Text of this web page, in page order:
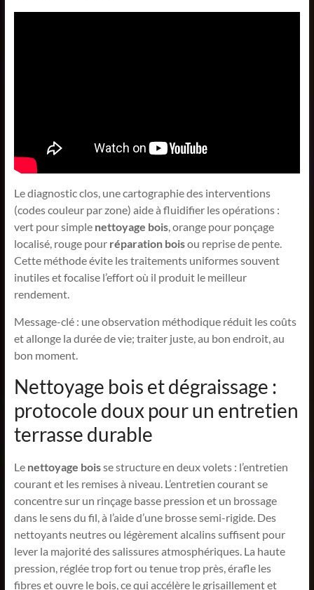
Le diagnostic clos, une cartographie des interventions
(codes couleur par zone) aide à fluidifier les opérations :
vert pour simple nettoyage bois, orange pour ponçage
localisé, rouge pour réparation boisou reprise de pente.
Cette méthode évite les traitements uniformes souvent
inutiles et focalise l’effort où il produit le meilleur
rendement.
Message-clé : une observation méthodique réduit les coûts
et allonge la durée de vie; traiter juste, au bon endroit, au
bon moment.
Nettoyage bois et dégraissage :
protocole doux pour un entretien
terrasse durable
Le nettoyage boisse structure en deux volets : l’entretien
courant et les remises à niveau. L’entretien courant se
concentre sur un rinçage basse pression et un brossage
dans le sens du fil, à l’aide d’une brosse semi-rigide. Des
nettoyants neutres ou légèrement alcalins suffisent pour
lever la majorité des salissures atmosphériques. La haute
pression, réglée trop fort ou tenue trop près, érafle les
fibres et ouvre le bois, ce qui accélère le grisaillement et